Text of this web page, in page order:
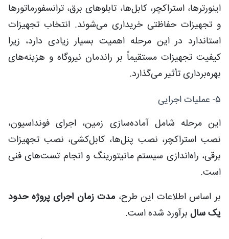
اینورترها، استراکچر، کابل‌ها، تابلوهای برق، ترانسفورماتورها
و تجهیزات حفاظتی خریداری می‌شوند. انتخاب تجهیزات
استاندارد در این مرحله اهمیت بسیار زیادی دارد، زیرا
کیفیت تجهیزات مستقیماً بر راندمان نیروگاه و هزینه‌های
بهره‌برداری تأثیر می‌گذارد.
۵- عملیات اجرایی
این مرحله شامل آماده‌سازی زمین، اجرای فونداسیون،
نصب استراکچر، نصب پنل‌ها، کابل‌کشی، نصب تجهیزات
برقی، راه‌اندازی سیستم مانیتورینگ و انجام تست‌های فنی
است.
بر اساس اطلاعات این طرح، مدت زمان اجرای پروژه حدود
یک سال برآورد شده است.